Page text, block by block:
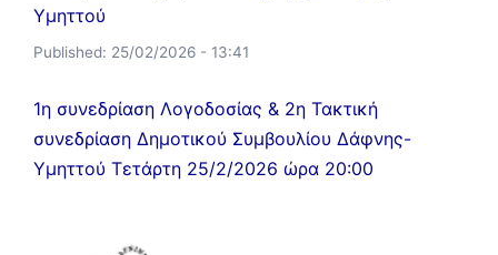
Υμηττού
Published: 25/02/2026 - 13:41
1η συνεδρίαση Λογοδοσίας & 2η Τακτική
συνεδρίαση Δημοτικού Συμβουλίου Δάφνης-
Υμηττού Τετάρτη 25/2/2026 ώρα 20:00